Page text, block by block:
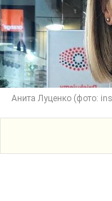
Анита Луценко (фото: